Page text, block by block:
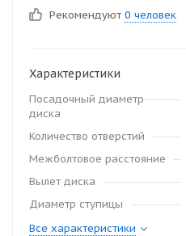
Рекомендуют 0 человек
Характеристики
Посадочный диаметр
диска
Количество отверстий
Межболтовое расстояние
Вылет диска
Диаметр ступицы
Все характеристики